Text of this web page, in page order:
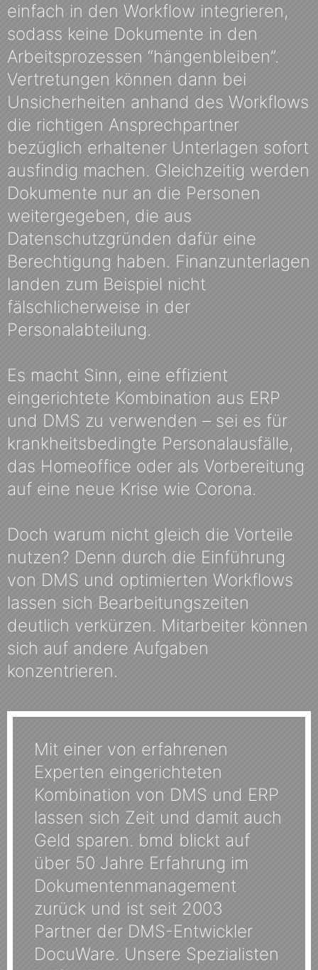
einfach in den Workflow integrieren,
sodass keine Dokumente in den
Arbeitsprozessen “hängenbleiben”.
Vertretungen können dann bei
Unsicherheiten anhand des Workflows
die richtigen Ansprechpartner
bezüglich erhaltener Unterlagen sofort
ausfindig machen. Gleichzeitig werden
Dokumente nur an die Personen
weitergegeben, die aus
Datenschutzgründen dafür eine
Berechtigung haben. Finanzunterlagen
landen zum Beispiel nicht
fälschlicherweise in der
Personalabteilung.
Es macht Sinn, eine effizient
eingerichtete Kombination aus ERP
und DMS zu verwenden – sei es für
krankheitsbedingte Personalausfälle,
das Homeoffice oder als Vorbereitung
auf eine neue Krise wie Corona.
Doch warum nicht gleich die Vorteile
nutzen? Denn durch die Einführung
von DMS und optimierten Workflows
lassen sich Bearbeitungszeiten
deutlich verkürzen. Mitarbeiter können
sich auf andere Aufgaben
konzentrieren.
Mit einer von erfahrenen
Experten eingerichteten
Kombination von DMS und ERP
lassen sich Zeit und damit auch
Geld sparen. bmd blickt auf
über 50 Jahre Erfahrung im
Dokumentenmanagement
zurück und ist seit 2003
Partner der DMS-Entwickler
DocuWare. Unsere Spezialisten